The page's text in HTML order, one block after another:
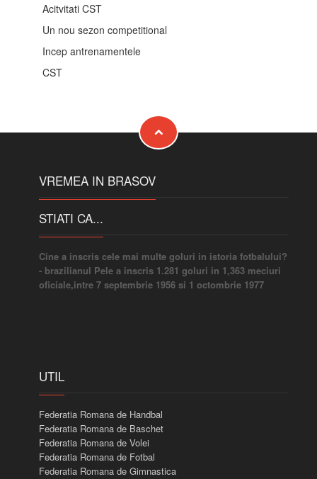
Acitvitati CST
Un nou sezon competitional
Incep antrenamentele
CST
VREMEA IN BRASOV
STIATI CA...
Cine a inscris cele mai multe goluri in istoria fotbalului?
- brazilianul Pele a inscris 1.281 goluri in 1,363 meciuri
oficiale,intre 7 septembrie 1956 si 1 octombrie 1977
UTIL
Federatia Romana de Handbal
Federatia Romana de Baschet
Federatia Romana de Volei
Federatia Romana de Fotbal
Federatia Romana de Gimnastica